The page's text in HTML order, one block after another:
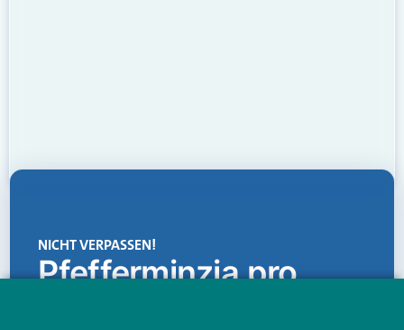
NICHT VERPASSEN!
Pfefferminzia.pro